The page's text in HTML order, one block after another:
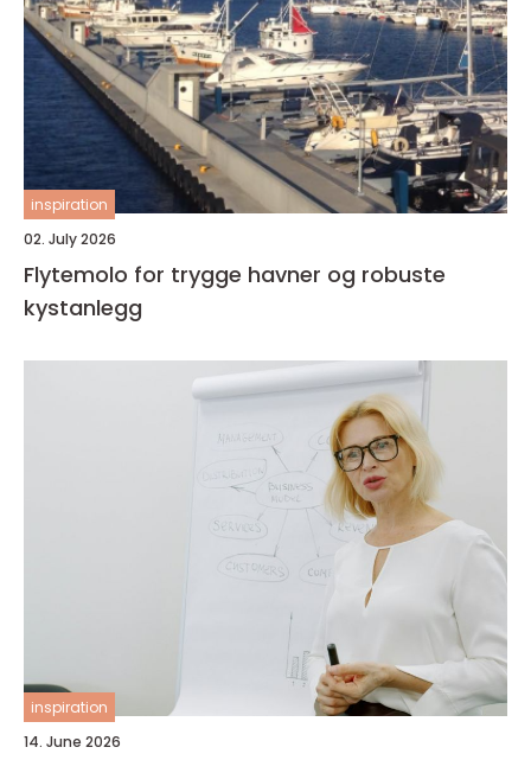
inspiration
02. July 2026
Flytemolo for trygge havner og robuste
kystanlegg
inspiration
14. June 2026